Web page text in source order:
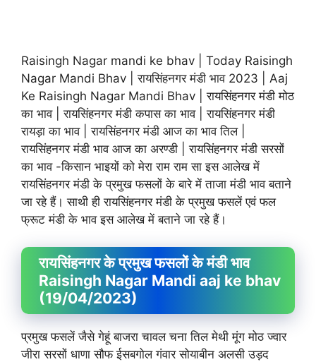
Raisingh Nagar mandi ke bhav | Today Raisingh
Nagar Mandi Bhav | रायसिंहनगर मंडी भाव 2023 | Aaj
Ke Raisingh Nagar Mandi Bhav | रायसिंहनगर मंडी मोठ
का भाव | रायसिंहनगर मंडी कपास का भाव | रायसिंहनगर मंडी
रायड़ा का भाव | रायसिंहनगर मंडी आज का भाव तिल |
रायसिंहनगर मंडी भाव आज का अरण्डी | रायसिंहनगर मंडी सरसों
का भाव -किसान भाइयों को मेरा राम राम सा इस आलेख में
रायसिंहनगर मंडी के प्रमुख फसलों के बारे में ताजा मंडी भाव बताने
जा रहे हैं। साथी ही रायसिंहनगर मंडी के प्रमुख फसलें एवं फल
फ्रूट मंडी के भाव इस आलेख में बताने जा रहे हैं।
रायसिंहनगर के प्रमुख फसलों के मंडी भाव
Raisingh Nagar Mandi aaj ke bhav
(19/04/2023)
प्रमुख फसलें जैसे गेहूं बाजरा चावल चना तिल मेथी मूंग मोठ ज्वार
जीरा सरसों धाणा सौफ ईसबगोल गंवार सोयाबीन अलसी उड़द